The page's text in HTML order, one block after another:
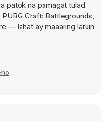
patok na pamagat tulad
PUBG Craft: Battlegrounds,
— lahat ay maaaring laruin